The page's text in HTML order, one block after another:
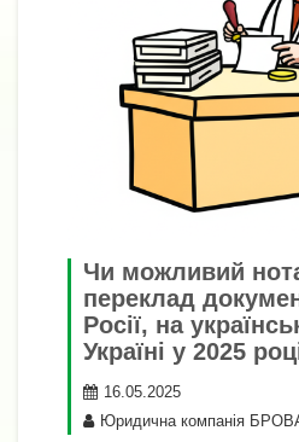
Чи можливий
переклад
Росії, на
Україні у 2025
16.05.2025
Юридична компанія